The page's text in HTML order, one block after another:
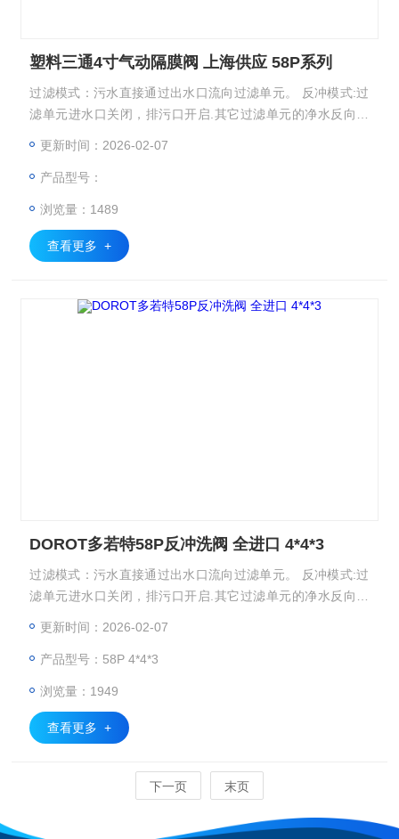
塑料三通4寸气动隔膜阀 上海供应 58P系列
过滤模式：污水直接通过出水口流向过滤单元。 反冲模式:过
滤单元进水口关闭，排污口开启.其它过滤单元的净水反向，
更新时间：2026-02-07
产品型号：
浏览量：1489
查看更多 +
DOROT多若特58P反冲洗阀 全进口 4*4*3
过滤模式：污水直接通过出水口流向过滤单元。 反冲模式:过
滤单元进水口关闭，排污口开启.其它过滤单元的净水反向，
更新时间：2026-02-07
产品型号：58P 4*4*3
浏览量：1949
查看更多 +
下一页 末页